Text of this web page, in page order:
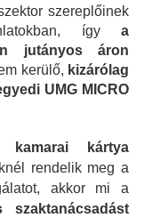
szereplőinek
így a
jutányos áron
kerülő, kizárólag
UMG MICRO
kamarai kártya
rendelik meg a
akkor mi a
szaktanácsadást